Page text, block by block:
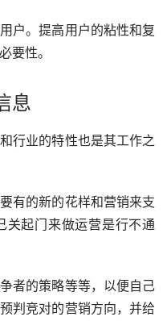
户。提高用户的粘性和复
要性。
息
行业的特性也是其工作之
有的新的花样和营销来支
关起门来做运营是行不通
者的策略等等，以便自己
判竞对的营销方向，并给